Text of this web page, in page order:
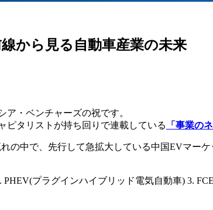
から見る自動車産業の未来
・ベンチャーズの祝です。
ピタリストが持ち回りで連載している
「事業の
の中で、先行して急拡大している中国EVマー
プラグインハイブリッド電気自動車) 3.